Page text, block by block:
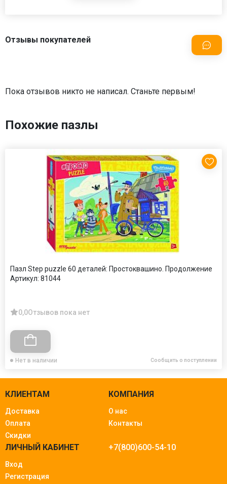
Отзывы покупателей
Пока отзывов никто не написал. Станьте первым!
Похожие пазлы
Пазл Step puzzle 60 деталей: Простоквашино. Продолжение
Артикул: 81044
0,0Отзывов пока нет
Нет в наличии Сообщить о поступлении
КЛИЕНТАМ
Доставка
Оплата
Скидки
КОМПАНИЯ
О нас
Контакты
ЛИЧНЫЙ КАБИНЕТ
Вход
Регистрация
+7(800)600-54-10